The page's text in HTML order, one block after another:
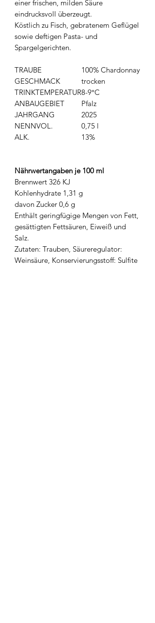
einer frischen, milden Säure
eindrucksvoll überzeugt.
Köstlich zu Fisch, gebratenem Geflügel
sowie deftigen Pasta- und
Spargelgerichten.
TRAUBE
100% Chardonnay
GESCHMACK
trocken
TRINKTEMPERATUR8-9°C
ANBAUGEBIET
Pfalz
JAHRGANG
2025
NENNVOL.
0,75 l
ALK.
13%
Nährwertangaben je 100 ml
Brennwert 326 KJ
Kohlenhydrate 1,31 g
davon Zucker 0,6 g
Enthält geringfügige Mengen von Fett,
gesättigten Fettsäuren, Eiweiß und
Salz.
Zutaten: Trauben, Säureregulator:
Weinsäure, Konservierungsstoff: Sulfite